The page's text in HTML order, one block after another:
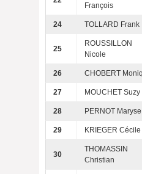
François
24 TOLLARD Frank
25
ROUSSILLON
Nicole
26 CHOBERT
27 MOUCHET Suzy
28 PERNOT Maryse
29 KRIEGER Cécile
30
THOMASSIN
Christian